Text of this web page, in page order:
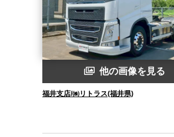
他の画像を見る
福井支店/㈱リトラス(福井県)